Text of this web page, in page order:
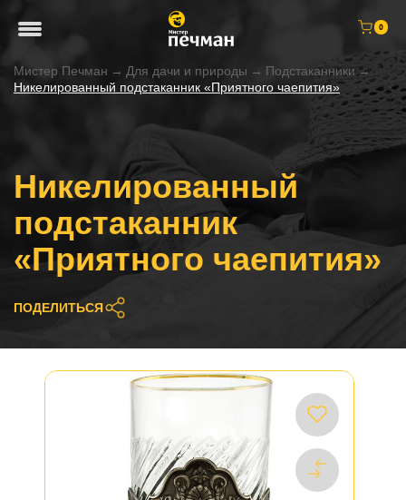
0
Мистер Печман → Для дачи и природы → Подстаканники →
Никелированный подстаканник «Приятного чаепития»
Никелированный
подстаканник
«Приятного чаепития»
ПОДЕЛИТЬСЯ